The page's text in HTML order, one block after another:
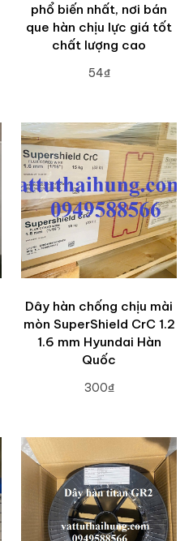
phổ biến nhất, nơi bán
que hàn chịu lực giá tốt
chất lượng cao
54₫
Dây hàn chống chịu mài
mòn SuperShield CrC 1.2
1.6 mm Hyundai Hàn
Quốc
300₫